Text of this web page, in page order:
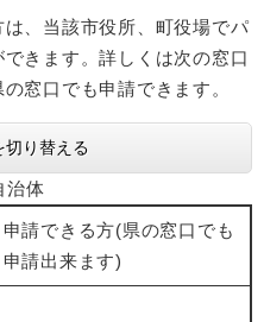
、当該市役所、町役場でパ
きます。詳しくは次の窓口
窓口でも申請できます。
り替える
治体
申請できる方(県の窓口でも
申請出来ます)